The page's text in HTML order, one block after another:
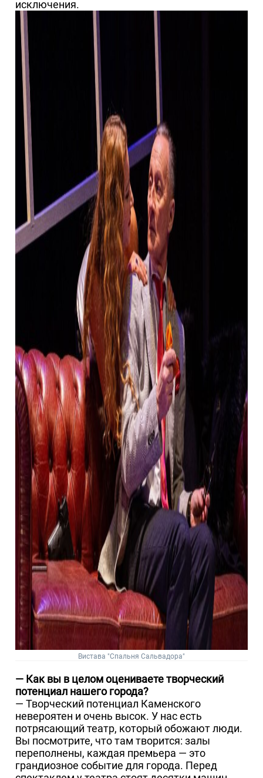
исключения.
Вистава "Спальня Сальвадора"
— Как вы в целом оцениваете творческий
потенциал нашего города?
— Творческий потенциал Каменского
невероятен и очень высок. У нас есть
потрясающий театр, который обожают люди.
Вы посмотрите, что там творится: залы
переполнены, каждая премьера — это
грандиозное событие для города. Перед